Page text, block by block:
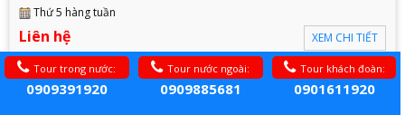
Thứ 5 hàng tuần
Liên hệ XEM CHI TIẾT
Tour trong nước:
0909391920
Tour nước ngoài:
0909885681
Tour khách đoàn:
0901611920